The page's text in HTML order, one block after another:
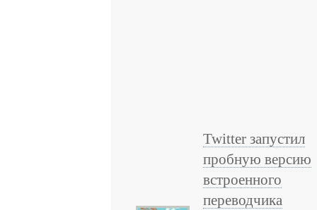
Twitter запустил
пробную версию
встроенного
переводчика